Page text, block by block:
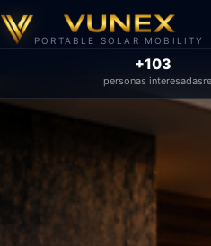
PORTABLE SOLAR MOBILITY
+103
personas interesadas